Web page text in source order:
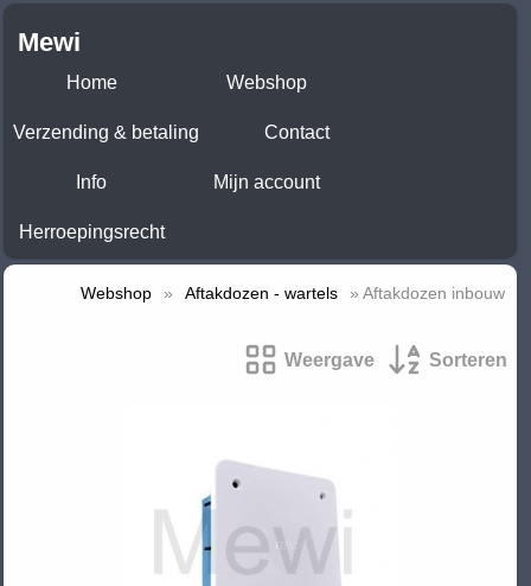
Mewi
Home Webshop
Verzending & betaling Contact
Info Mijn account
Herroepingsrecht
Webshop » Aftakdozen - wartels » Aftakdozen inbouw
Weergave Sorteren